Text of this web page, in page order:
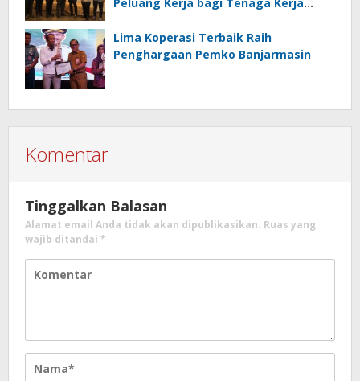
Lima Koperasi Terbaik Raih
Penghargaan Pemko Banjarmasin
Komentar
Tinggalkan Balasan
Alamat email Anda tidak akan dipublikasikan. Ruas yang
wajib ditandai *